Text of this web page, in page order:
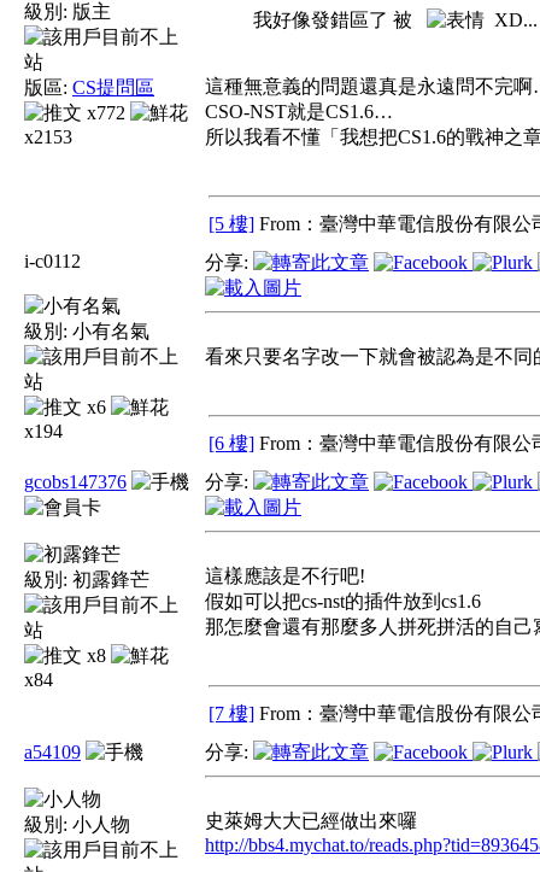
級別: 版主
版區: CS提問區
x772
x2153
我好像發錯區了 被 XD...
這種無意義的問題還真是永遠問不完
CSO-NST就是CS1.6…
所以我看不懂「我想把CS1.6的戰神之
[5 樓] From：臺灣中華電信股份有限公
i-c0112
級別: 小有名氣
x6
x194
分享:
看來只要名字改一下就會被認為是不
[6 樓] From：臺灣中華電信股份有限公
gcobs147376
級別: 初露鋒芒
x8
x84
分享:
這樣應該是不行吧!
假如可以把cs-nst的插件放到cs1.6
那怎麼會還有那麼多人拼死拼活的自己
[7 樓] From：臺灣中華電信股份有限公
a54109
級別: 小人物
分享:
史萊姆大大已經做出來囉
http://bbs4.mychat.to/